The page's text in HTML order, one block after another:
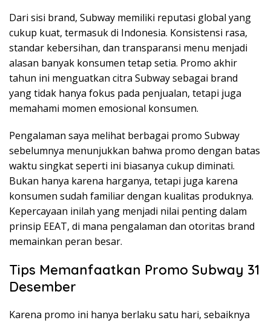
Dari sisi brand, Subway memiliki reputasi global yang
cukup kuat, termasuk di Indonesia. Konsistensi rasa,
standar kebersihan, dan transparansi menu menjadi
alasan banyak konsumen tetap setia. Promo akhir
tahun ini menguatkan citra Subway sebagai brand
yang tidak hanya fokus pada penjualan, tetapi juga
memahami momen emosional konsumen.
Pengalaman saya melihat berbagai promo Subway
sebelumnya menunjukkan bahwa promo dengan batas
waktu singkat seperti ini biasanya cukup diminati.
Bukan hanya karena harganya, tetapi juga karena
konsumen sudah familiar dengan kualitas produknya.
Kepercayaan inilah yang menjadi nilai penting dalam
prinsip EEAT, di mana pengalaman dan otoritas brand
memainkan peran besar.
Tips Memanfaatkan Promo Subway 31
Desember
Karena promo ini hanya berlaku satu hari, sebaiknya